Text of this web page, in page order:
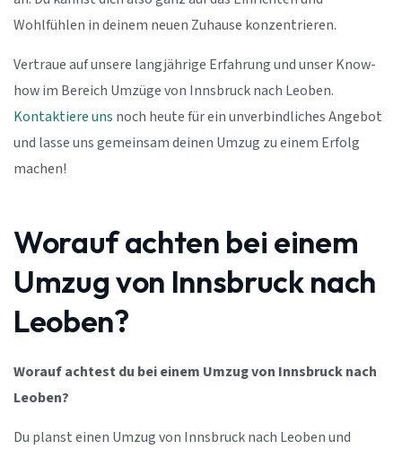
Wohlfühlen in deinem neuen Zuhause konzentrieren.
Vertraue auf unsere langjährige Erfahrung und unser Know-
how im Bereich Umzüge von Innsbruck nach Leoben.
Kontaktiere uns noch heute für ein unverbindliches Angebot
und lasse uns gemeinsam deinen Umzug zu einem Erfolg
machen!
Worauf achten bei einem
Umzug von Innsbruck nach
Leoben?
Worauf achtest du bei einem Umzug von Innsbruck nach
Leoben?
Du planst einen Umzug von Innsbruck nach Leoben und